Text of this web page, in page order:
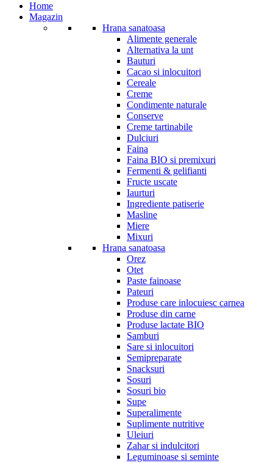
Home
Magazin
Hrana sanatoasa
Alimente generale
Alternativa la unt
Bauturi
Cacao si inlocuitori
Cereale
Creme
Condimente naturale
Conserve
Creme tartinabile
Dulciuri
Faina
Faina BIO si premixuri
Fermenti & gelifianti
Fructe uscate
Iaurturi
Ingrediente patiserie
Masline
Miere
Mixuri
Hrana sanatoasa
Orez
Otet
Paste fainoase
Pateuri
Produse care inlocuiesc carnea
Produse din carne
Produse lactate BIO
Samburi
Sare si inlocuitori
Semipreparate
Snacksuri
Sosuri
Sosuri bio
Supe
Superalimente
Suplimente nutritive
Uleiuri
Zahar si indulcitori
Leguminoase si seminte